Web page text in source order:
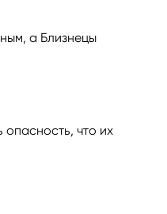
а Близнецы
что их